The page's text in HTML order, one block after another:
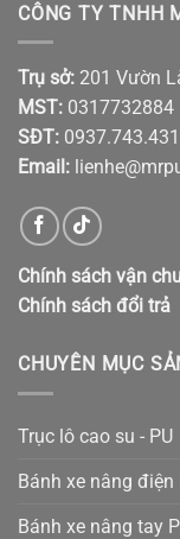
CÔNG TY TNHH
Trụ sở: 201 Vườn
MST: 0317732884
SĐT: 0937.743.431
Email:
Chính sách vận
Chính sách đổi trả
CHUYÊN MỤC
Trục lô cao su - PU
Bánh xe nâng điện
Bánh xe nâng tay